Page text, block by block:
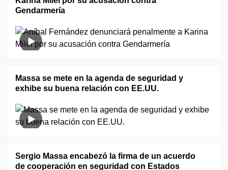
Gendarmería
Massa se mete en la agenda de seguridad y
exhibe su buena relación con EE.UU.
Sergio Massa encabezó la firma de un acuerdo
de cooperación en seguridad con Estados